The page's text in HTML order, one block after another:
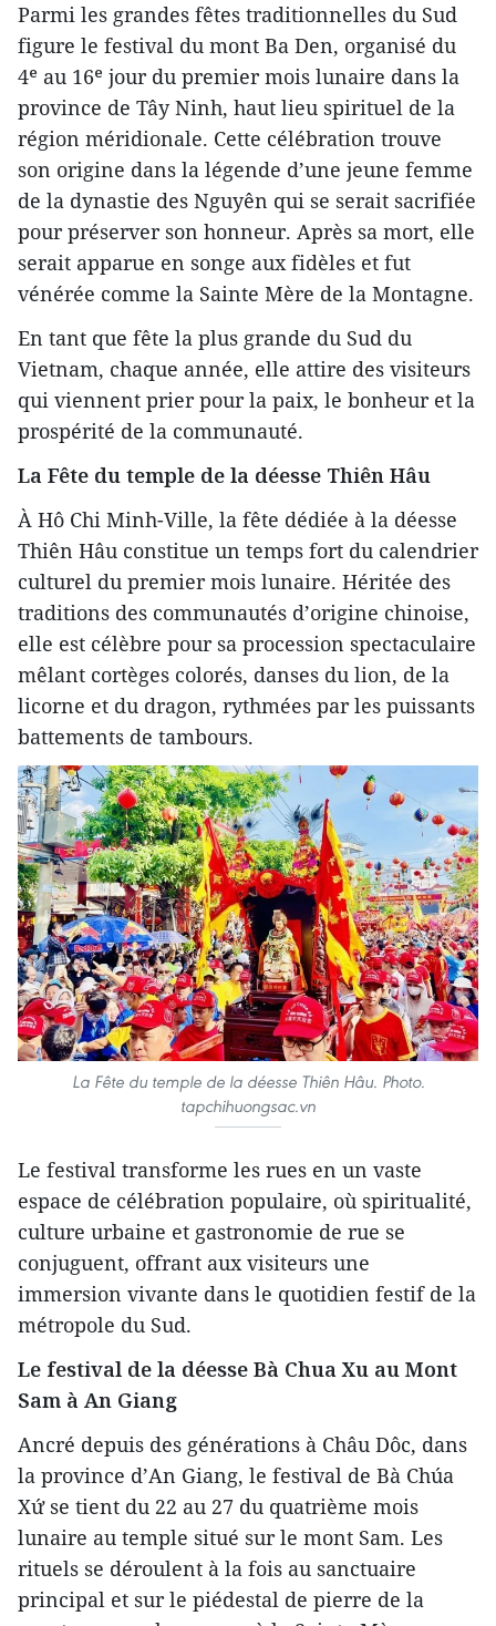
Parmi les grandes fêtes traditionnelles du Sud
figure le festival du mont Ba Den, organisé du
4ᵉ au 16ᵉ jour du premier mois lunaire dans la
province de Tây Ninh, haut lieu spirituel de la
région méridionale. Cette célébration trouve
son origine dans la légende d’une jeune femme
de la dynastie des Nguyên qui se serait sacrifiée
pour préserver son honneur. Après sa mort, elle
serait apparue en songe aux fidèles et fut
vénérée comme la Sainte Mère de la Montagne.
En tant que fête la plus grande du Sud du
Vietnam, chaque année, elle attire des visiteurs
qui viennent prier pour la paix, le bonheur et la
prospérité de la communauté.
La Fête du temple de la déesse Thiên Hâu
À Hô Chi Minh-Ville, la fête dédiée à la déesse
Thiên Hâu constitue un temps fort du calendrier
culturel du premier mois lunaire. Héritée des
traditions des communautés d’origine chinoise,
elle est célèbre pour sa procession spectaculaire
mêlant cortèges colorés, danses du lion, de la
licorne et du dragon, rythmées par les puissants
battements de tambours.
La Fête du temple de la déesse Thiên Hâu. Photo.
tapchihuongsac.vn
Le festival transforme les rues en un vaste
espace de célébration populaire, où spiritualité,
culture urbaine et gastronomie de rue se
conjuguent, offrant aux visiteurs une
immersion vivante dans le quotidien festif de la
métropole du Sud.
Le festival de la déesse Bà Chua Xu au Mont
Sam à An Giang
Ancré depuis des générations à Châu Dôc, dans
la province d’An Giang, le festival de Bà Chúa
Xứ se tient du 22 au 27 du quatrième mois
lunaire au temple situé sur le mont Sam. Les
rituels se déroulent à la fois au sanctuaire
principal et sur le piédestal de pierre de la